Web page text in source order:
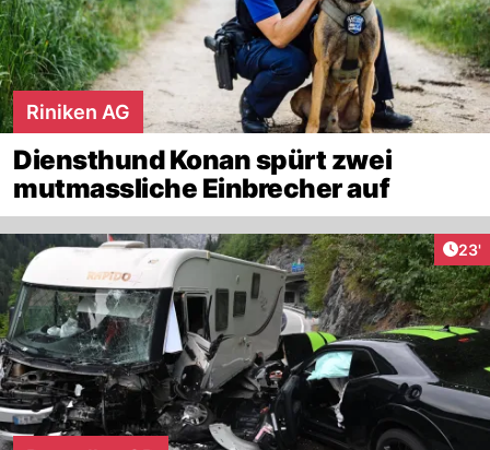
Riniken AG
Diensthund Konan spürt zwei
mutmassliche Einbrecher auf
23'